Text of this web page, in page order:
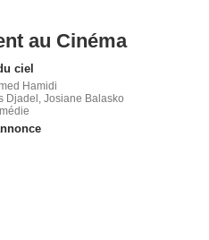
au Cinéma
ciel
Hamidi
Djadel, Josiane Balasko